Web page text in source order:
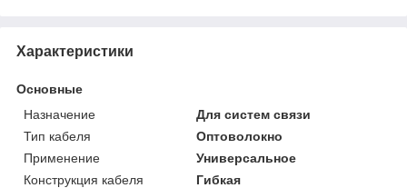
Характеристики
Основные
Назначение
Для систем связи
Тип кабеля
Оптоволокно
Применение
Универсальное
Конструкция кабеля
Гибкая